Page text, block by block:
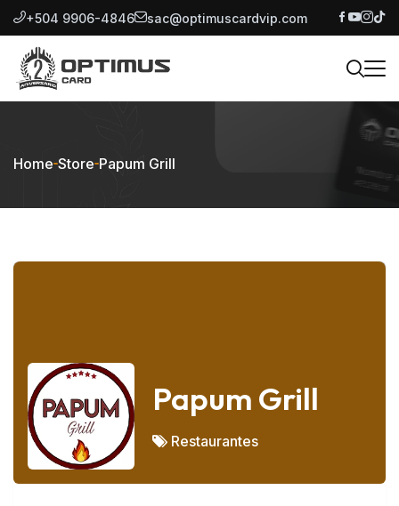
+504 9906-4846 sac@optimuscardvip.com
Home Store Papum Grill
Papum Grill
Restaurantes